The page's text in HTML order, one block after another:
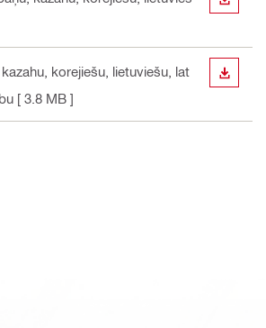
korejiešu, lietuviešu, lat
[ 3.8 MB ]